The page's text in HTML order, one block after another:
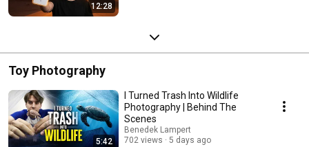
12:28
Toy Photography
5:42
I Turned Trash Into Wildlife
Photography | Behind The
Scenes
Benedek Lampert
702 views
5 days ago